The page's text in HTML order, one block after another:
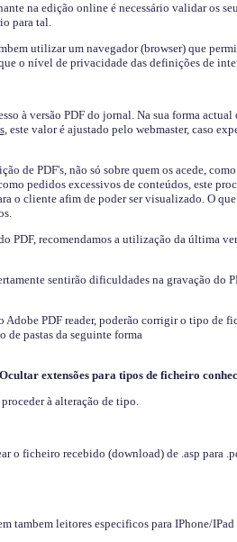
na edição online é necessário validar os
para tal.
utilizar um navegador (browser) que
o nível de privacidade das definições de
à versão PDF do jornal. Na sua forma actual
, este valor é ajustado pelo webmaster, caso
de PDF's, não só sobre quem os acede,
pedidos excessivos de conteúdos, este
o cliente afim de poder ser visualizado. O
PDF, recomendamos a utilização da última
sentirão dificuldades na gravação do
Adobe PDF reader, poderão corrigir o tipo de
de pastas da seguinte forma
extensões para tipos de ficheiro
à alteração de tipo.
o ficheiro recebido (download) de .asp para
tambem leitores especificos para IPhone/